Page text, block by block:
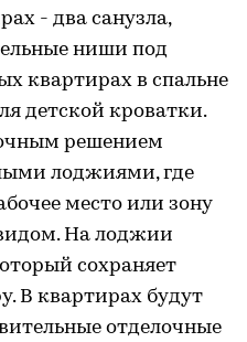
- два санузла,
ниши под
квартирах в спальне
детской кроватки.
решением
лоджиями, где
место или зону
На лоджии
сохраняет
В квартирах будут
отделочные